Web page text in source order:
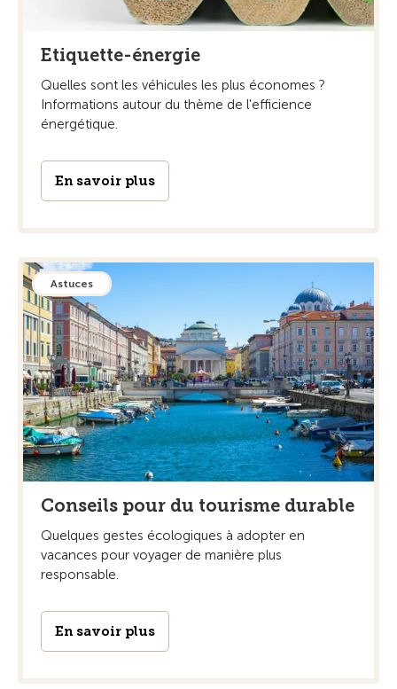
Etiquette-énergie
Quelles sont les véhicules les plus économes ?
Informations autour du thème de l'efficience
énergétique.
En savoir plus
Astuces
Conseils pour du tourisme durable
Quelques gestes écologiques à adopter en
vacances pour voyager de manière plus
responsable.
En savoir plus